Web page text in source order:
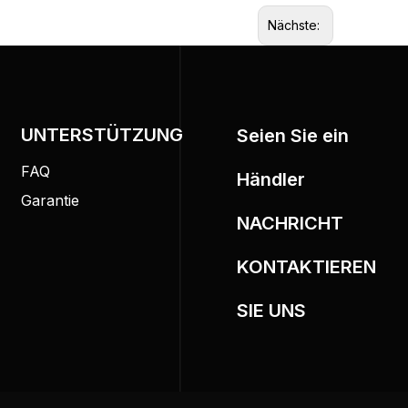
Nächste:
UNTERSTÜTZUNG
FAQ
Garantie
Seien Sie ein
Händler
NACHRICHT
KONTAKTIEREN
SIE UNS